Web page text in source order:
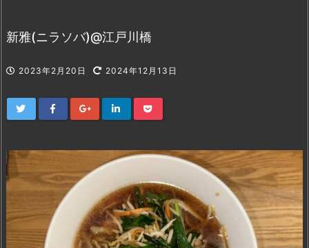
新雅(ニラソバ)@江戸川橋
2023年2月20日 2024年12月13日